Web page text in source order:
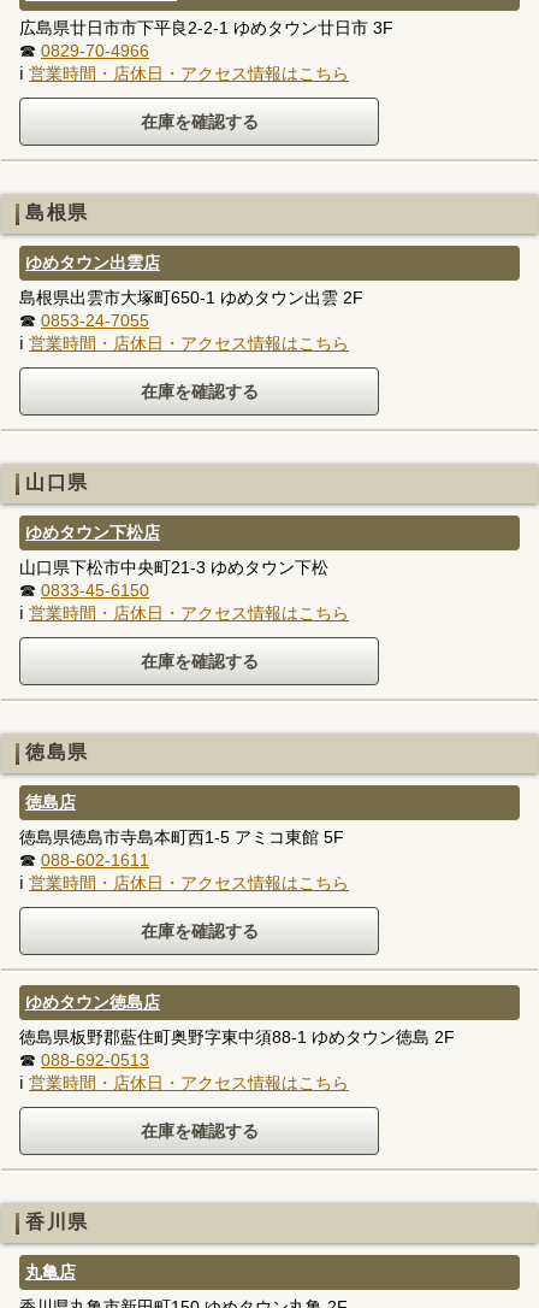
広島県廿日市市下平良2-2-1 ゆめタウン廿日市 3F
☎ 0829-70-4966
ℹ 営業時間・店休日・アクセス情報はこちら
島根県
ゆめタウン出雲店
島根県出雲市大塚町650-1 ゆめタウン出雲 2F
☎ 0853-24-7055
ℹ 営業時間・店休日・アクセス情報はこちら
山口県
ゆめタウン下松店
山口県下松市中央町21-3 ゆめタウン下松
☎ 0833-45-6150
ℹ 営業時間・店休日・アクセス情報はこちら
徳島県
徳島店
徳島県徳島市寺島本町西1-5 アミコ東館 5F
☎ 088-602-1611
ℹ 営業時間・店休日・アクセス情報はこちら
ゆめタウン徳島店
徳島県板野郡藍住町奥野字東中須88-1 ゆめタウン徳島 2F
☎ 088-692-0513
ℹ 営業時間・店休日・アクセス情報はこちら
香川県
丸亀店